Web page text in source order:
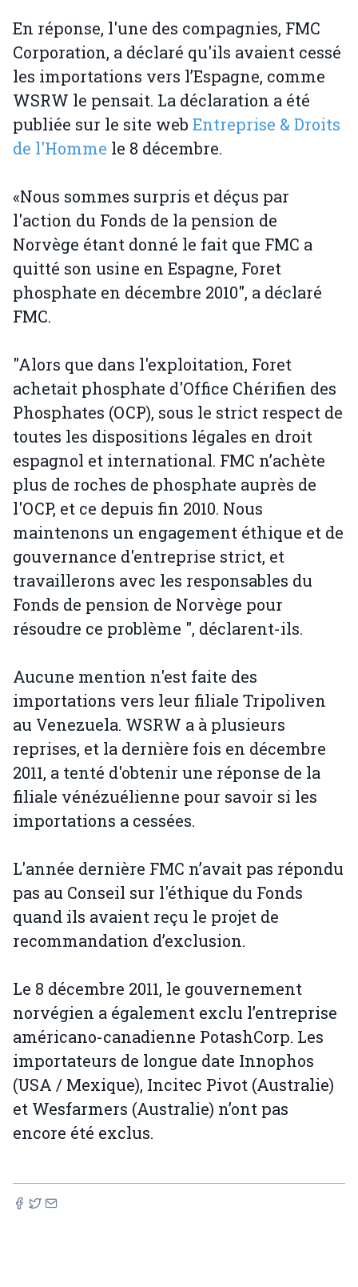
En réponse, l'une des compagnies, FMC
Corporation, a déclaré qu'ils avaient cessé
les importations vers l’Espagne, comme
WSRW le pensait. La déclaration a été
publiée sur le site web Entreprise & Droits
de l'Homme le 8 décembre.
«Nous sommes surpris et déçus par
l'action du Fonds de la pension de
Norvège étant donné le fait que FMC a
quitté son usine en Espagne, Foret
phosphate en décembre 2010", a déclaré
FMC.
"Alors que dans l'exploitation, Foret
achetait phosphate d'Office Chérifien des
Phosphates (OCP), sous le strict respect de
toutes les dispositions légales en droit
espagnol et international. FMC n’achète
plus de roches de phosphate auprès de
l'OCP, et ce depuis fin 2010. Nous
maintenons un engagement éthique et de
gouvernance d'entreprise strict, et
travaillerons avec les responsables du
Fonds de pension de Norvège pour
résoudre ce problème ", déclarent-ils.
Aucune mention n'est faite des
importations vers leur filiale Tripoliven
au Venezuela. WSRW a à plusieurs
reprises, et la dernière fois en décembre
2011, a tenté d'obtenir une réponse de la
filiale vénézuélienne pour savoir si les
importations a cessées.
L'année dernière FMC n’avait pas répondu
pas au Conseil sur l'éthique du Fonds
quand ils avaient reçu le projet de
recommandation d’exclusion.
Le 8 décembre 2011, le gouvernement
norvégien a également exclu l’entreprise
américano-canadienne PotashCorp. Les
importateurs de longue date Innophos
(USA / Mexique), Incitec Pivot (Australie)
et Wesfarmers (Australie) n’ont pas
encore été exclus.